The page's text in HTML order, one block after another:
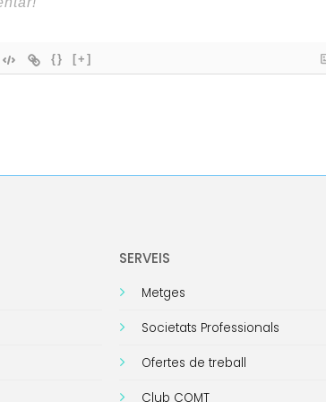
{} [+]
SERVEIS
Metges
Societats Professionals
Ofertes de treball
Club COMT